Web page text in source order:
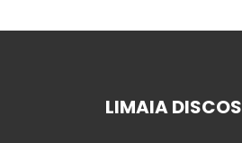
LIMAIA DISCOS